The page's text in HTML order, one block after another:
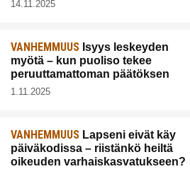
14.11.2025
VANHEMMUUS Isyys leskeyden
myötä – kun puoliso tekee
peruuttamattoman päätöksen
1.11.2025
VANHEMMUUS Lapseni eivät käy
päiväkodissa – riistänkö heiltä
oikeuden varhaiskasvatukseen?